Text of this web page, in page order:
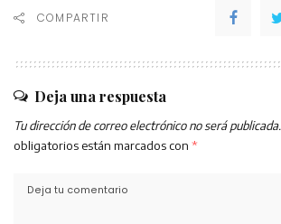
COMPARTIR
Deja una respuesta
Tu dirección de correo electrónico no será publicada.
obligatorios están marcados con *